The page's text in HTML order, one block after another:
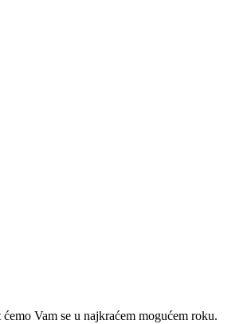
Vam se u najkraćem mogućem roku.